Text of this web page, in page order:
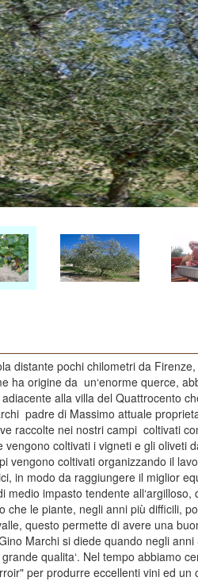
distante pochi chilometri da
ha origine da un‘enorme querce,
alla villa del Quattrocento
padre di Massimo attuale
raccolte nei nostri campi coltivati
vengono coltivati i vigneti e gli oliveti
vengono coltivati organizzando il
in modo da raggiungere il miglior
impasto tendente
che le piante, negli anni più difficili,
questo permette di avere una
Marchi si diede quando negli
qualita‘. Nel tempo abbiamo
per produrre eccellenti vini ed un